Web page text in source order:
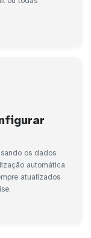
os dados
automática
atualizados